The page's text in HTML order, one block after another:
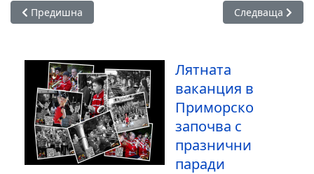
Предишна статия: Приморско се превръща в новата
Предишна Следваща
Следваща
Лятната
ваканция в
Приморско
започва с
празнични
паради